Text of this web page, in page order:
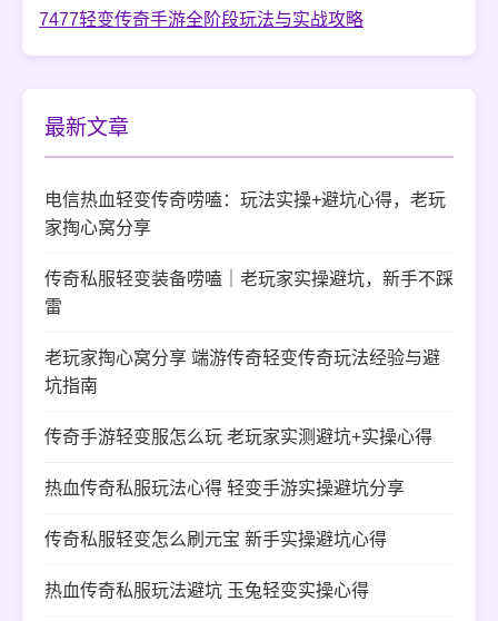
7477轻变传奇手游全阶段玩法与实战攻略
最新文章
电信热血轻变传奇唠嗑：玩法实操+避坑心得，老玩
家掏心窝分享
传奇私服轻变装备唠嗑｜老玩家实操避坑，新手不踩
雷
老玩家掏心窝分享 端游传奇轻变传奇玩法经验与避
坑指南
传奇手游轻变服怎么玩 老玩家实测避坑+实操心得
热血传奇私服玩法心得 轻变手游实操避坑分享
传奇私服轻变怎么刷元宝 新手实操避坑心得
热血传奇私服玩法避坑 玉兔轻变实操心得